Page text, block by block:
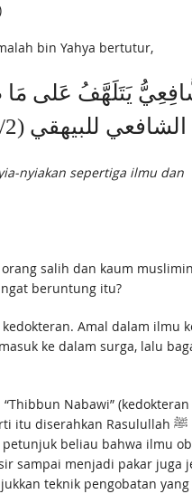
bin Yahya bertutur,
يَتَلَهَّفُ عَلى مَا
للبيهقي (2/ 116)
nyiakan sepertiga ilmu dan
salih dan kaum
beruntung itu?
Amal dalam ilmu
ke dalam surga, lalu
Nabawi”
sampai menjadi pakar juga
teknik pengobatan yang